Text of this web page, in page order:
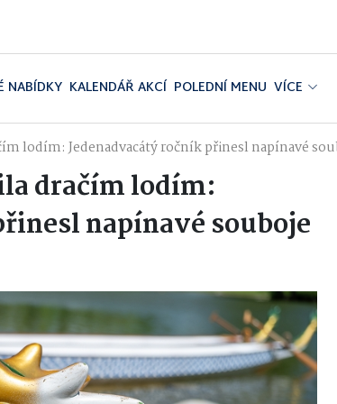
NABÍDKY KALENDÁŘ AKCÍ POLEDNÍ MENU VÍCE
lodím: Jedenadvacátý ročník přinesl napínavé
dračím lodím:
napínavé souboje